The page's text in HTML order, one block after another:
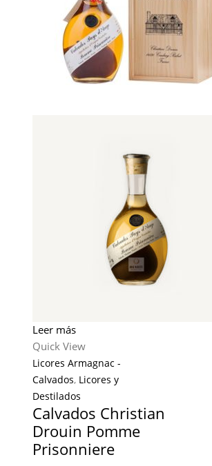
Leer más
Quick View
Licores Armagnac -
Calvados, Licores y
Destilados
Calvados Christian
Drouin Pomme
Prisonniere